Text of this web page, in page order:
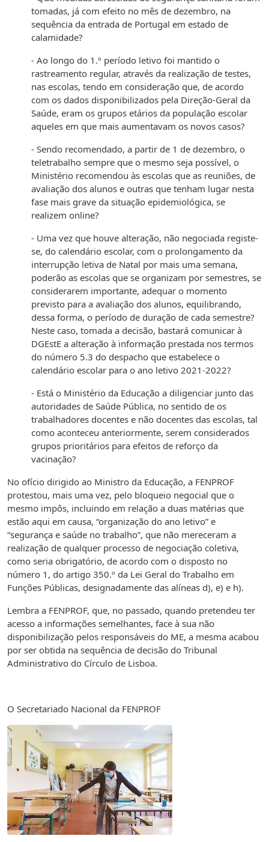
tomadas, já com efeito no mês de dezembro, na
sequência da entrada de Portugal em estado de
calamidade?
- Ao longo do 1.º período letivo foi mantido o
rastreamento regular, através da realização de testes,
nas escolas, tendo em consideração que, de acordo
com os dados disponibilizados pela Direção-Geral da
Saúde, eram os grupos etários da população escolar
aqueles em que mais aumentavam os novos casos?
- Sendo recomendado, a partir de 1 de dezembro, o
teletrabalho sempre que o mesmo seja possível, o
Ministério recomendou às escolas que as reuniões, de
avaliação dos alunos e outras que tenham lugar nesta
fase mais grave da situação epidemiológica, se
realizem online?
- Uma vez que houve alteração, não negociada registe-
se, do calendário escolar, com o prolongamento da
interrupção letiva de Natal por mais uma semana,
poderão as escolas que se organizam por semestres, se
considerarem importante, adequar o momento
previsto para a avaliação dos alunos, equilibrando,
dessa forma, o período de duração de cada semestre?
Neste caso, tomada a decisão, bastará comunicar à
DGEstE a alteração à informação prestada nos termos
do número 5.3 do despacho que estabelece o
calendário escolar para o ano letivo 2021-2022?
- Está o Ministério da Educação a diligenciar junto das
autoridades de Saúde Pública, no sentido de os
trabalhadores docentes e não docentes das escolas, tal
como aconteceu anteriormente, serem considerados
grupos prioritários para efeitos de reforço da
vacinação?
No ofício dirigido ao Ministro da Educação, a FENPROF
protestou, mais uma vez, pelo bloqueio negocial que o
mesmo impôs, incluindo em relação a duas matérias que
estão aqui em causa, “organização do ano letivo” e
“segurança e saúde no trabalho”, que não mereceram a
realização de qualquer processo de negociação coletiva,
como seria obrigatório, de acordo com o disposto no
número 1, do artigo 350.º da Lei Geral do Trabalho em
Funções Públicas, designadamente das alíneas d), e) e h).
Lembra a FENPROF, que, no passado, quando pretendeu ter
acesso a informações semelhantes, face à sua não
disponibilização pelos responsáveis do ME, a mesma acabou
por ser obtida na sequência de decisão do Tribunal
Administrativo do Círculo de Lisboa.
O Secretariado Nacional da FENPROF